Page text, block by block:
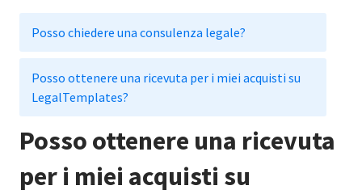
Posso chiedere una consulenza legale?
Posso ottenere una ricevuta per i miei acquisti su
LegalTemplates?
Posso ottenere una ricevuta
per i miei acquisti su